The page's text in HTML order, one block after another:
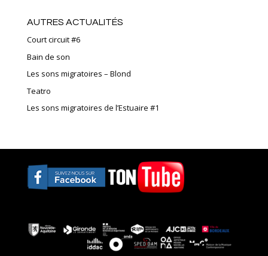
AUTRES ACTUALITÉS
Court circuit #6
Bain de son
Les sons migratoires – Blond
Teatro
Les sons migratoires de l’Estuaire #1